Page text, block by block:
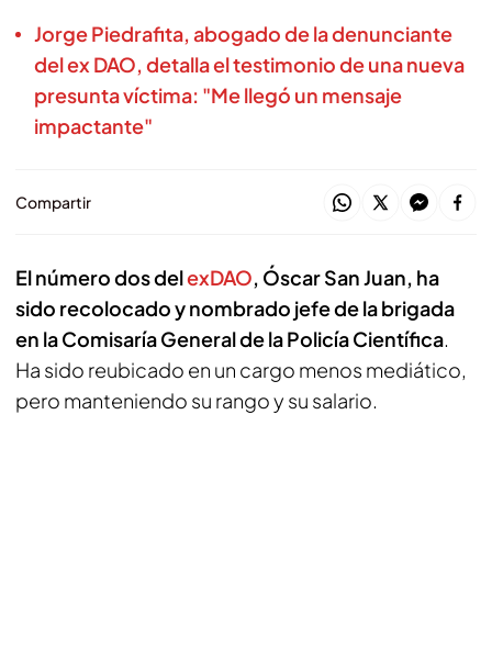
Jorge Piedrafita, abogado de la denunciante
del ex DAO, detalla el testimonio de una nueva
presunta víctima: "Me llegó un mensaje
impactante"
Compartir
El número dos delexDAO, Óscar San Juan, ha
sido recolocado y nombrado jefe de la brigada
en la Comisaría General de la Policía Científica.
Ha sido reubicado en un cargo menos mediático,
pero manteniendo su rango y su salario.